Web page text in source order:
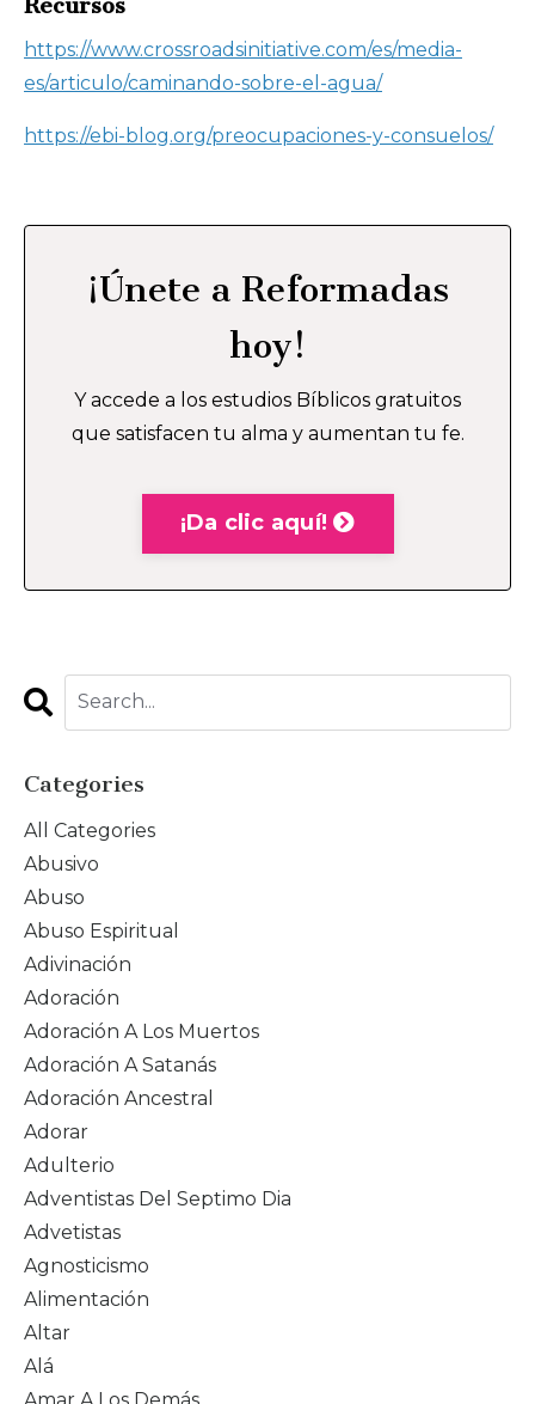
https://www.crossroadsinitiative.com/es/media-
es/articulo/caminando-sobre-el-agua/
https://ebi-blog.org/preocupaciones-y-consuelos/
¡Únete a Reformadas
hoy!
Y accede a los estudios Bíblicos gratuitos
que satisfacen tu alma y aumentan tu fe.
¡Da clic aquí!
Categories
All Categories
Abusivo
Abuso
Abuso Espiritual
Adivinación
Adoración
Adoración A Los Muertos
Adoración A Satanás
Adoración Ancestral
Adorar
Adulterio
Adventistas Del Septimo Dia
Advetistas
Agnosticismo
Alimentación
Altar
Alá
Amar A Los Demás